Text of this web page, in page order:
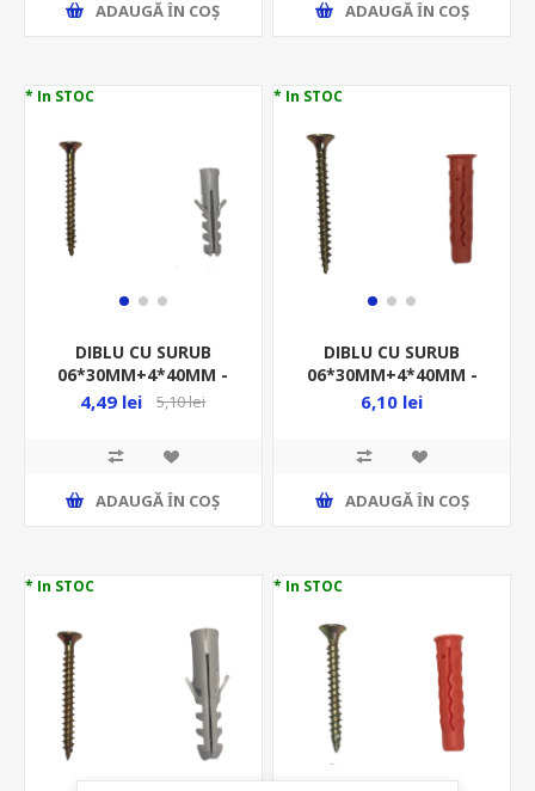
ADAUGĂ ȊN COŞ ADAUGĂ ȊN COŞ
* In STOC
DIBLU CU SURUB
06*30MM+4*40MM -
10BUC/PUNGA -
4,49 lei 5,10 lei
ADAUGĂ ȊN COŞ
* In STOC
DIBLU CU SURUB
06*30MM+4*40MM -
10BUC/PUNGA -
6,10 lei
ADAUGĂ ȊN COŞ
* In STOC * In STOC